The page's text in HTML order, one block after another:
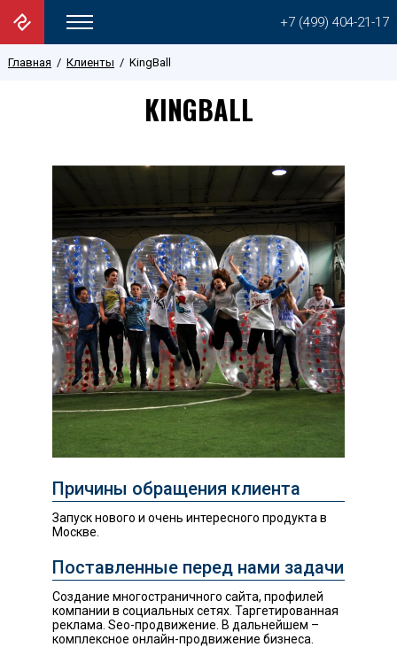
+7 (499) 404-21-17
Главная Клиенты KingBall
KINGBALL
Открыть сайт
Причины обращения клиента
Запуск нового и очень интересного продукта в
Москве.
Поставленные перед нами задачи
Создание многостраничного сайта, профилей
компании в социальных сетях. Таргетированная
реклама. Seo-продвижение. В дальнейшем –
комплексное онлайн-продвижение бизнеса.